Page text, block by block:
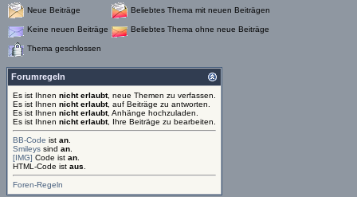
Neue Beiträge Beliebtes Thema mit neuen Beiträgen
Keine neuen Beiträge Beliebtes Thema ohne neue Beiträge
Thema geschlossen
Forumregeln
Es ist Ihnen nicht erlaubt, neue Themen zu verfassen.
Es ist Ihnen nicht erlaubt, auf Beiträge zu antworten.
Es ist Ihnen nicht erlaubt, Anhänge hochzuladen.
Es ist Ihnen nicht erlaubt, Ihre Beiträge zu bearbeiten.
BB-Code ist an
Smileys sind an
[IMG] Code ist an
HTML-Code ist aus
Foren-Regeln